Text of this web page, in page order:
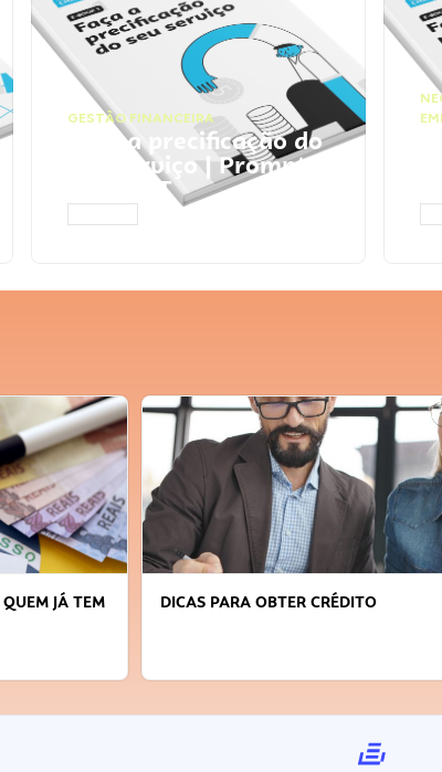
GESTÃO FINANCEIRA
Faça a precificação do
seu serviço | Prompts
ChatGPT
DICAS PARA OBTER CRÉDITO